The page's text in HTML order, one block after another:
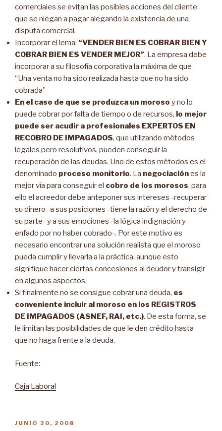
comerciales se evitan las posibles acciones del cliente
que se niegan a pagar alegando la existencia de una
disputa comercial.
Incorporar el lema: “VENDER BIEN ES COBRAR BIEN Y
COBRAR BIEN ES VENDER MEJOR”. La empresa debe
incorporar a su filosofía corporativa la máxima de que
“Una venta no ha sido realizada hasta que no ha sido
cobrada”
En el caso de que se produzca un moroso y no lo
puede cobrar por falta de tiempo o de recursos, lo mejor
puede ser acudir a profesionales EXPERTOS EN
RECOBRO DE IMPAGADOS, que utilizando métodos
legales pero resolutivos, pueden conseguir la
recuperación de las deudas. Uno de estos métodos es el
denominado proceso monitorio. La negociaciónes la
mejor vía para conseguir el cobro de los morosos, para
ello el acreedor debe anteponer sus intereses -recuperar
su dinero- a sus posiciones -tiene la razón y el derecho de
su parte- y a sus emociones -la lógica indignación y
enfado por no haber cobrado-. Por este motivo es
necesario encontrar una solución realista que el moroso
pueda cumplir y llevarla a la práctica, aunque esto
signifique hacer ciertas concesiones al deudor y transigir
en algunos aspectos.
Si finalmente no se consigue cobrar una deuda, es
conveniente incluir al moroso en los REGISTROS
DE IMPAGADOS (ASNEF, RAI, etc.). De esta forma, se
le limitan las posibilidades de que le den crédito hasta
que no haga frente a la deuda.
Fuente:
Caja Laboral
PUBLICADO
JUNIO 20, 2008